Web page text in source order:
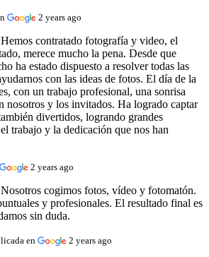
2 years ago
Hemos contratado fotografía y video, el
merece mucho la pena. Desde que
ha estado dispuesto a resolver todas las
con las ideas de fotos. El día de la
con un trabajo profesional, una sonrisa
nosotros y los invitados. Ha logrado captar
divertidos, logrando grandes
trabajo y la dedicación que nos han
2 years ago
Nosotros cogimos fotos, vídeo y fotomatón.
y profesionales. El resultado final es
sin duda.
en 2 years ago